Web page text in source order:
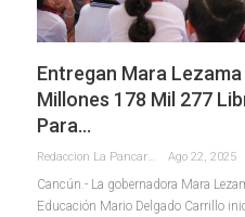
Entregan Mara
Millones 178 Mil 277
Para…
Redaccion La Pancarta De Quintana Roo Ago 22, 2025
Cancún.- La gobernadora Mara
Educación Mario Delgado Carrillo